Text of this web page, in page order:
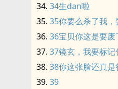
34生dan啦
35你要么杀了我
36宝贝你这是要废
37镜玄，我要标记
38你这张脸还真是
39